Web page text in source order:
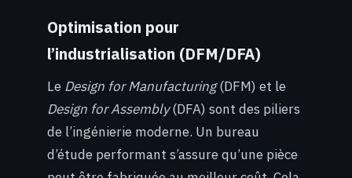
Optimisation pour
l’industrialisation (DFM/DFA)
Le Design for Manufacturing(DFM) et le
Design for Assembly(DFA) sont des piliers
de l’ingénierie moderne. Un bureau
d’étude performant s’assure qu’une pièce